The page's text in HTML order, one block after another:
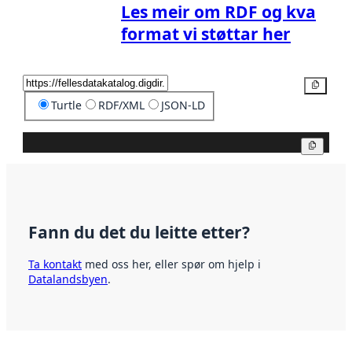
Les meir om RDF og kva
format vi støttar her
Turtle RDF/XML JSON-LD
Fann du det du leitte etter?
Ta kontakt med oss her, eller spør om hjelp i
Datalandsbyen.